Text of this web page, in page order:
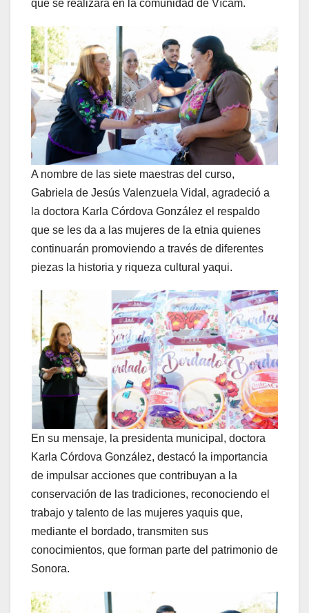
que se realizará en la comunidad de Vícam.
A nombre de las siete maestras del curso,
Gabriela de Jesús Valenzuela Vidal, agradeció a
la doctora Karla Córdova González el respaldo
que se les da a las mujeres de la etnia quienes
continuarán promoviendo a través de diferentes
piezas la historia y riqueza cultural yaqui.
En su mensaje, la presidenta municipal, doctora
Karla Córdova González, destacó la importancia
de impulsar acciones que contribuyan a la
conservación de las tradiciones, reconociendo el
trabajo y talento de las mujeres yaquis que,
mediante el bordado, transmiten sus
conocimientos, que forman parte del patrimonio de
Sonora.